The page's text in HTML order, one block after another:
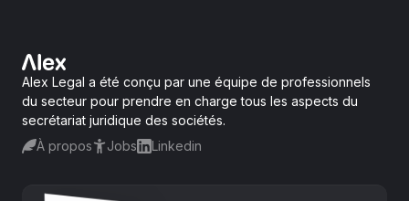
Alex Legal a été conçu par une équipe de professionnels
du secteur pour prendre en charge tous les aspects du
secrétariat juridique des sociétés.
À propos
Jobs Linkedin